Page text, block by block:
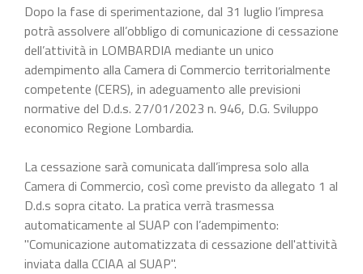
Dopo la fase di sperimentazione, dal 31 luglio l’impresa
potrà assolvere all’obbligo di comunicazione di cessazione
dell’attività in LOMBARDIA mediante un unico
adempimento alla Camera di Commercio territorialmente
competente (CERS), in adeguamento alle previsioni
normative del D.d.s. 27/01/2023 n. 946, D.G. Sviluppo
economico Regione Lombardia.
La cessazione sarà comunicata dall’impresa solo alla
Camera di Commercio, così come previsto da allegato 1 al
D.d.s sopra citato. La pratica verrà trasmessa
automaticamente al SUAP con l’adempimento:
"Comunicazione automatizzata di cessazione dell'attività
inviata dalla CCIAA al SUAP".